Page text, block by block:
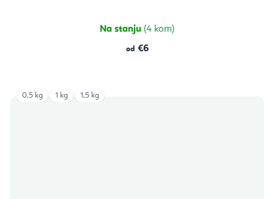
Na stanju (4 kom)
od €6
0,5 kg 1 kg 1,5 kg